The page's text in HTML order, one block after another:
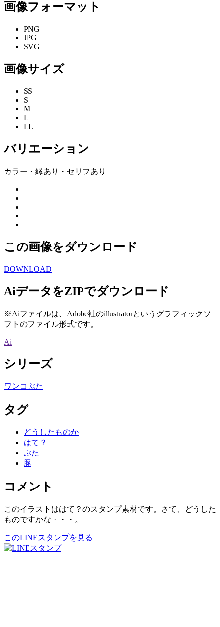
画像フォーマット
PNG
JPG
SVG
画像サイズ
SS
S
M
L
LL
バリエーション
カラー・縁あり・セリフあり
この画像をダウンロード
DOWNLOAD
AiデータをZIPでダウンロード
※Aiファイルは、Adobe社のillustratorというグラフィックソ
フトのファイル形式です。
Ai
シリーズ
ワンコぶた
タグ
どうしたものか
はて？
ぶた
豚
コメント
このイラストははて？のスタンプ素材です。さて、どうした
ものですかな・・・。
このLINEスタンプを見る